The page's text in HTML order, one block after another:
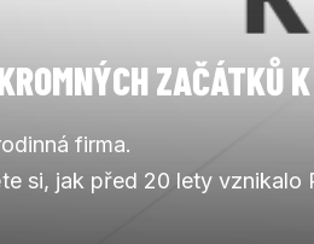
ZAČÁTKŮ
firma.
si, jak před 20 lety vznikalo